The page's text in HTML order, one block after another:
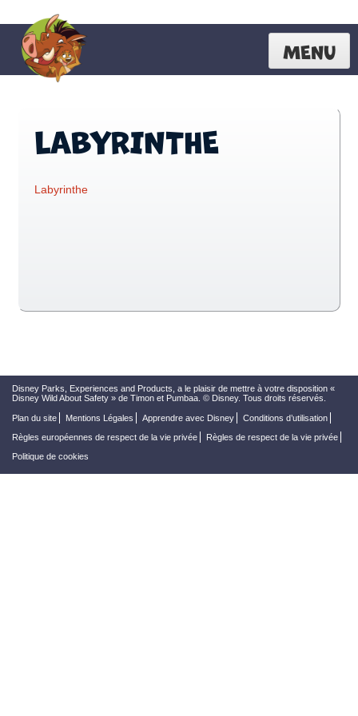
MENU
LABYRINTHE
Labyrinthe
Disney Parks, Experiences and Products, a le plaisir de mettre à votre disposition «
Disney Wild About Safety » de Timon et Pumbaa. © Disney. Tous droits réservés.
Plan du site Mentions Légales Apprendre avec Disney
Conditions d’utilisation
Règles européennes de respect de la vie privée
Règles de respect de la vie privée
Politique de cookies